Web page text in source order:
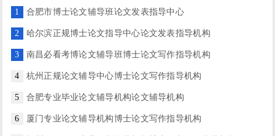
1 合肥市博士论文辅导班论文发表指导中心
2 哈尔滨正规博士论文指导中心论文发表指导机构
3 南昌必看考博论文辅导班博士论文写作指导机构
4 杭州正规论文辅导中心博士论文写作指导机构
5 合肥专业毕业论文辅导机构论文辅导机构
6 厦门专业论文辅导机构博士论文写作指导机构